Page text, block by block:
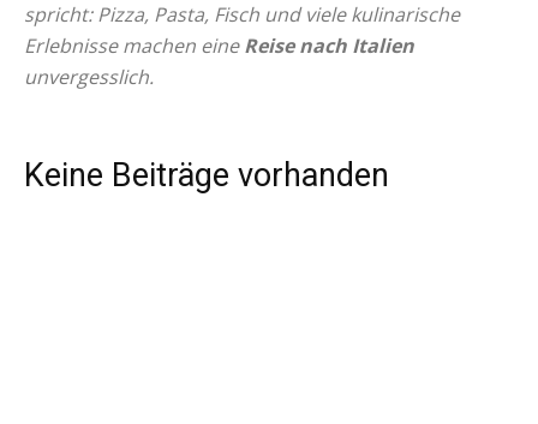
spricht: Pizza, Pasta, Fisch und viele kulinarische
Erlebnisse machen eineReise nach Italien
unvergesslich.
Keine Beiträge vorhanden